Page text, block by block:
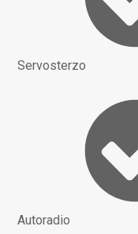
Servosterzo
Autoradio